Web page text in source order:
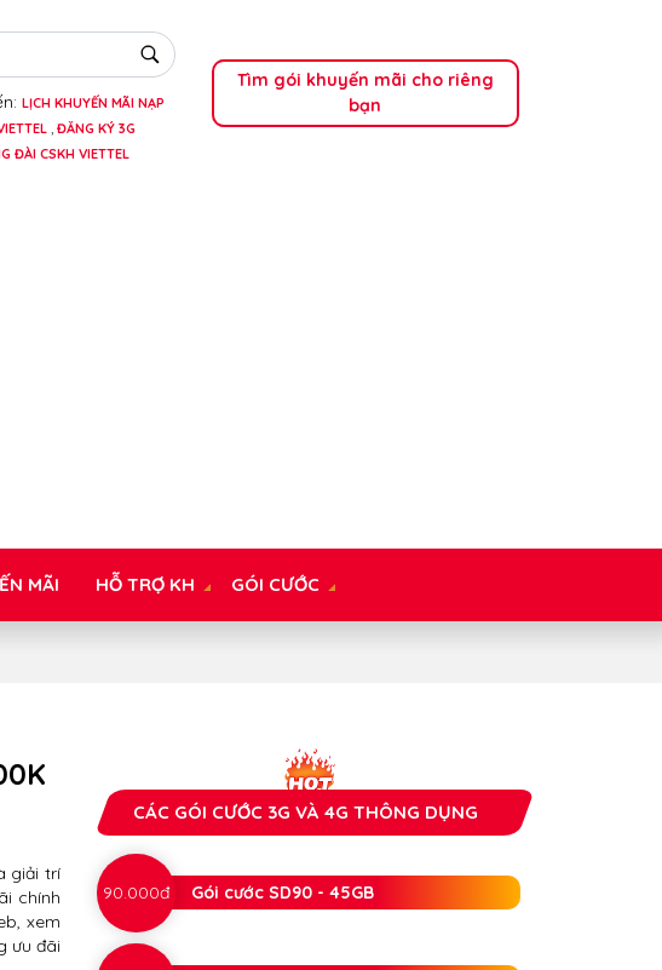
LỊCH KHUYẾN MÃI NẠP
, ĐĂNG KÝ 3G
ĐÀI CSKH VIETTEL
Tìm gói khuyến mãi cho riêng
bạn
MÃI HỖ TRỢ KH GÓI CƯỚC
giải trí
chính
xem
ưu đãi
CÁC GÓI CƯỚC 3G VÀ 4G THÔNG DỤNG
90.000đ Gói cước SD90 - 45GB